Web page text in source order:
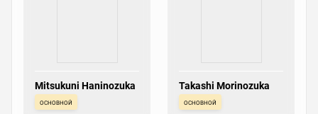
Mitsukuni Haninozuka
основной
Takashi Morinozuka
основной